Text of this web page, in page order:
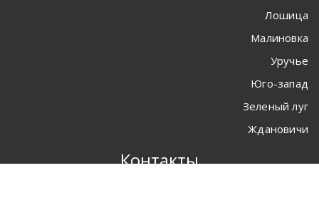
Контакты
Лошица
Малиновка
Уручье
Юго-запад
Зеленый луг
Ждановичи